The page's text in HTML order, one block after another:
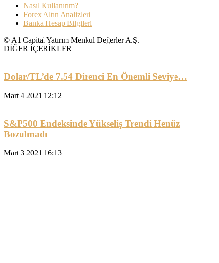
Nasıl Kullanırım?
Forex Altın Analizleri
Banka Hesap Bilgileri
© A1 Capital Yatırım Menkul Değerler A.Ş.
DİĞER İÇERİKLER
Dolar/TL’de 7.54 Direnci En Önemli Seviye…
Mart 4 2021 12:12
S&P500 Endeksinde Yükseliş Trendi Henüz
Bozulmadı
Mart 3 2021 16:13